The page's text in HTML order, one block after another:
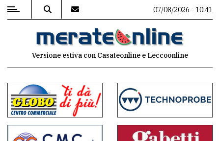
MENU
commenti
Contenuti
del
07/08/2026 - 10:41
Versione estiva con Casateonline e Leccoonline